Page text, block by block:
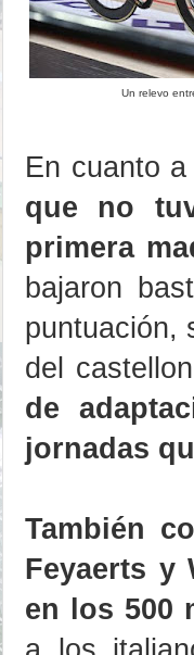
Un relevo
En cuanto
que no
primera
bajaron
puntuación,
del
de
jornadas
También
Feyaerts y
en los 500